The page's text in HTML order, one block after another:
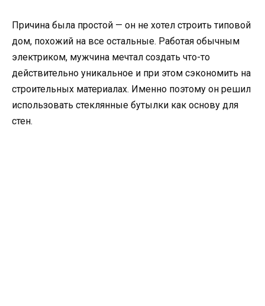
Причина была простой — он не хотел строить типовой
дом, похожий на все остальные. Работая обычным
электриком, мужчина мечтал создать что-то
действительно уникальное и при этом сэкономить на
строительных материалах. Именно поэтому он решил
использовать стеклянные бутылки как основу для
стен.